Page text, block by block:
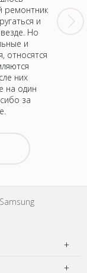
ремонтник
и
Но
и
относятся
них
на один
за
через
Жаль,
них